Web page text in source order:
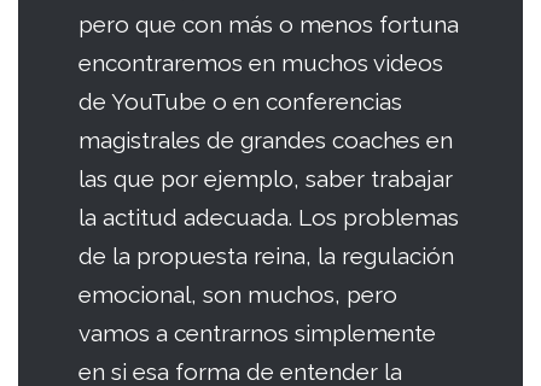
pero que con más o menos fortuna
encontraremos en muchos videos
de YouTube o en conferencias
magistrales de grandes coaches en
las que por ejemplo, saber trabajar
la actitud adecuada. Los problemas
de la propuesta reina, la regulación
emocional, son muchos, pero
vamos a centrarnos simplemente
en si esa forma de entender la